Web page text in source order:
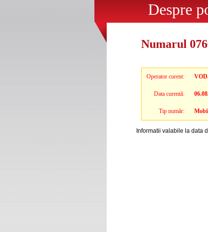
Despre
Numarul
Operator curent:
Data curentă:
Tip număr:
Informatii valabile la data